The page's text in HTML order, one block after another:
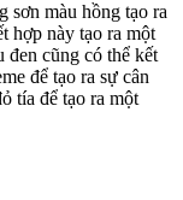
sơn màu hồng tạo ra
hợp này tạo ra một
đen cũng có thể kết
để tạo ra sự cân
tía để tạo ra một